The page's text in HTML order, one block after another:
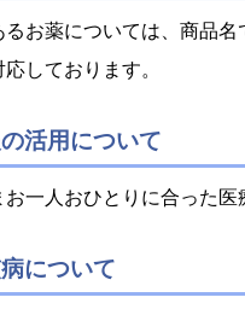
お薬については、商品
しております。
活用について
一人おひとりに合った
について